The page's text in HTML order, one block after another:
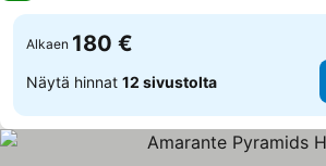
Alkaen 180 €
Näytä hinnat 12 sivustolta